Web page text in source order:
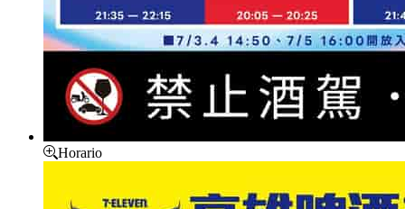
Horario